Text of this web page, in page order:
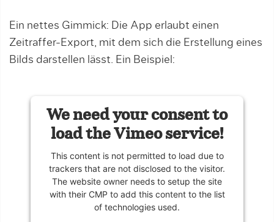
Ein nettes Gimmick: Die App erlaubt einen
Zeitraffer-Export, mit dem sich die Erstellung eines
Bilds darstellen lässt. Ein Beispiel:
We need your consent to
load the Vimeo service!
This content is not permitted to load due to
trackers that are not disclosed to the visitor.
The website owner needs to setup the site
with their CMP to add this content to the list
of technologies used.